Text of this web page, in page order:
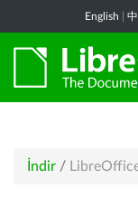
English
İndir /